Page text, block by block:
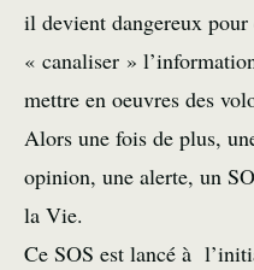
il devient dangereux
« canaliser »
mettre en oeuvres des
Alors une fois de plus,
opinion, une alerte, un
la Vie.
Ce SOS est lancé à